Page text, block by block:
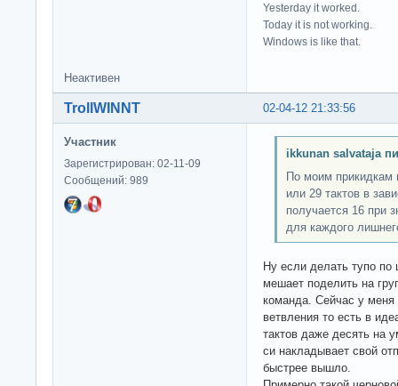
Yesterday it worked.
Today it is not working.
Windows is like that.
Неактивен
02-04-12 21:33:56
TrollWINNT
Участник
Зарегистрирован: 02-11-09
Сообщений: 989
ikkunan salvataja
По моим прикидкам
или 29 тактов в
получается 16 при
для каждого
Ну если делать тупо по
мешает поделить на
команда. Сейчас у меня
ветвления то есть в
тактов даже десять на
си накладывает свой
быстрее вышло.